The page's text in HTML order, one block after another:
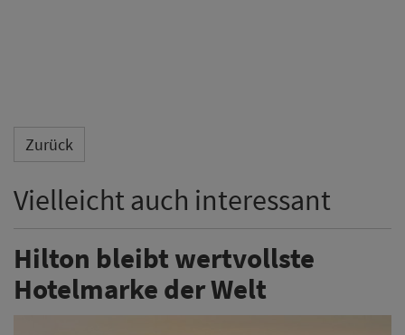
Zurück
Vielleicht auch interessant
Hilton bleibt wertvollste
Hotelmarke der Welt